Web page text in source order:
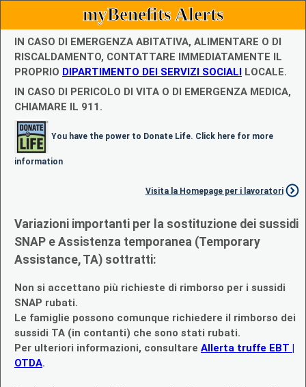
myBenefits Alerts
IN CASO DI EMERGENZA ABITATIVA, ALIMENTARE O DI
RISCALDAMENTO, CONTATTARE IMMEDIATAMENTE IL
PROPRIO DIPARTIMENTO DEI SERVIZI SOCIALI LOCALE.
IN CASO DI PERICOLO DI VITA O DI EMERGENZA MEDICA,
CHIAMARE IL 911.
You have the power to Donate Life. Click here for more
information
Visita la Homepage per i lavoratori
Variazioni importanti per la sostituzione dei sussidi
SNAP e Assistenza temporanea (Temporary
Assistance, TA) sottratti:
Non si accettano più richieste di rimborso per i sussidi
SNAP rubati.
Le famiglie possono comunque richiedere il rimborso dei
sussidi TA (in contanti) che sono stati rubati.
Per ulteriori informazioni, consultare Allerta truffe EBT |
OTDA.